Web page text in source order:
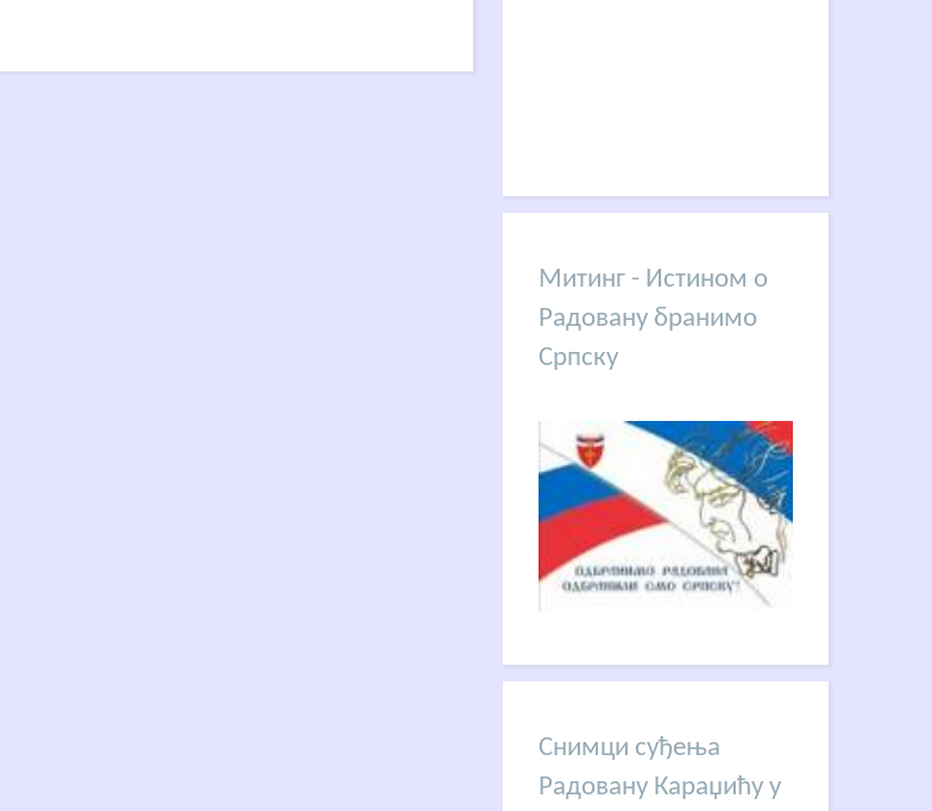
Митинг - Истином о
Радовану бранимо
Српску
Снимци суђења
Радовану Караџићу у